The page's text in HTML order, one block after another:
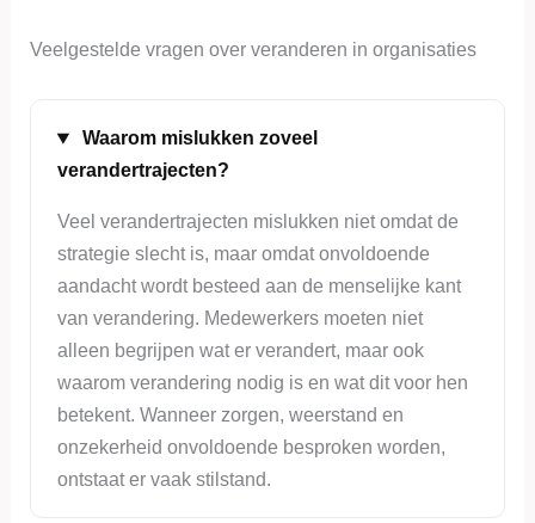
Veelgestelde vragen over veranderen in organisaties
Waarom mislukken zoveel
verandertrajecten?
Veel verandertrajecten mislukken niet omdat de
strategie slecht is, maar omdat onvoldoende
aandacht wordt besteed aan de menselijke kant
van verandering. Medewerkers moeten niet
alleen begrijpen wat er verandert, maar ook
waarom verandering nodig is en wat dit voor hen
betekent. Wanneer zorgen, weerstand en
onzekerheid onvoldoende besproken worden,
ontstaat er vaak stilstand.